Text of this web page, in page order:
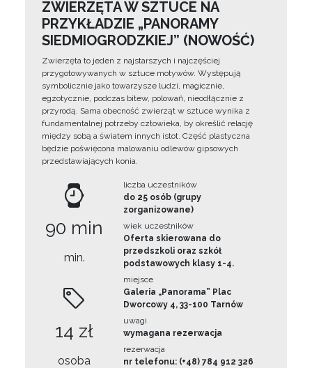
ZWIERZĘTA W SZTUCE NA
PRZYKŁADZIE „PANORAMY
SIEDMIOGRODZKIEJ” (NOWOŚĆ)
Zwierzęta to jeden z najstarszych i najczęściej
przygotowywanych w sztuce motywów. Występują
symbolicznie jako towarzysze ludzi, magicznie,
egzotycznie, podczas bitew, polowań, nieodłącznie z
przyrodą. Sama obecność zwierząt w sztuce wynika z
fundamentalnej potrzeby człowieka, by określić relację
między sobą a światem innych istot. Część plastyczna
będzie poświęcona malowaniu odlewów gipsowych
przedstawiających konia.
90 min
min.
14 zł
osoba
liczba uczestników
do 25 osób (grupy
zorganizowane)
wiek uczestników
Oferta skierowana do
przedszkoli oraz szkół
podstawowych klasy 1-4.
miejsce
Galeria „Panorama” Plac
Dworcowy 4, 33-100 Tarnów
uwagi
wymagana rezerwacja
rezerwacja
nr telefonu: (+48) 784 912 326